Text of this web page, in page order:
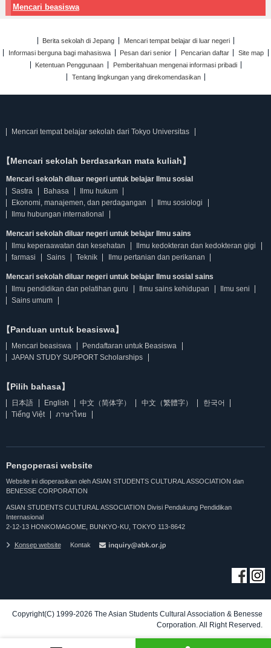
Mencari beasiswa
Berita sekolah di Jepang
Mencari tempat belajar di luar negeri
Informasi berguna bagi mahasiswa
Pesan dari senior Pencarian daftar
Site map
Ketentuan Penggunaan
Pemberitahuan mengenai informasi pribadi
Tentang lingkungan yang direkomendasikan
Mencari tempat belajar sekolah dari Tokyo Universitas
【Mencari sekolah berdasarkan mata kuliah】
Mencari sekolah diluar negeri untuk belajar Ilmu sosial
Sastra
Bahasa
Ilmu hukum
Ekonomi, manajemen, dan perdagangan
Ilmu sosiologi
Ilmu hubungan international
Mencari sekolah diluar negeri untuk belajar Ilmu sains
Ilmu keperaawatan dan kesehatan
Ilmu kedokteran dan kedokteran gigi
farmasi
Sains Teknik Ilmu pertanian dan perikanan
Mencari sekolah diluar negeri untuk belajar Ilmu sosial sains
Ilmu pendidikan dan pelatihan guru
Ilmu sains kehidupan
Ilmu seni
Sains umum
【Panduan untuk beasiswa】
Mencari beasiswa
Pendaftaran untuk Beasiswa
JAPAN STUDY SUPPORT Scholarships
【Pilih bahasa】
日本語 English 中文（简体字） 中文（繁體字）
한국어
Tiếng Việt
ภาษาไทย
Pengoperasi website
Website ini dioperasikan oleh ASIAN STUDENTS CULTURAL ASSOCIATION dan
BENESSE CORPORATION
ASIAN STUDENTS CULTURAL ASSOCIATION Divisi Pendukung Pendidikan
Internasional
2-12-13 HONKOMAGOME, BUNKYO-KU, TOKYO 113-8642
Konsep website Kontak
Copyright(C) 1999-2026 The Asian Students Cultural Association & Benesse
Corporation. All Right Reserved.